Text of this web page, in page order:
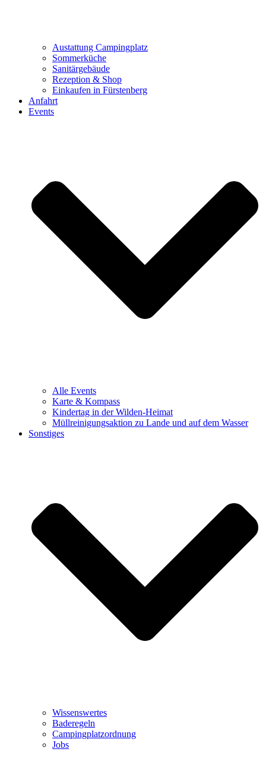
Austattung Campingplatz
Sommerküche
Sanitärgebäude
Rezeption & Shop
Einkaufen in Fürstenberg
Anfahrt
Events
Alle Events
Karte & Kompass
Kindertag in der Wilden-Heimat
Müllreinigungsaktion zu Lande und auf dem Wasser
Sonstiges
Wissenswertes
Baderegeln
Campingplatzordnung
Jobs